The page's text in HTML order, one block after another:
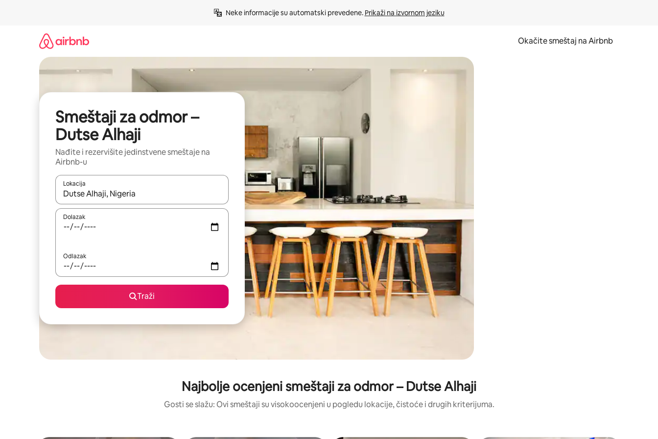
Neke informacije su automatski prevedene. Prikaži na izvornom jeziku
Okačite smeštaj na Airbnb
Smeštaji za odmor –
Dutse Alhaji
Nađite i rezervišite jedinstvene smeštaje na
Airbnb-u
Lokacija
Kad su rezultati dostupni, možete da se krećete kroz njih pomoću strelica nagore i nadole, kao i da ih istražujte dodirom ili prevlačenjem.
Dolazak
Odlazak
Traži
Najbolje ocenjeni smeštaji za odmor – Dutse Alhaji
Gosti se slažu: Ovi smeštaji su visokoocenjeni u pogledu lokacije, čistoće i drugih kriterijuma.